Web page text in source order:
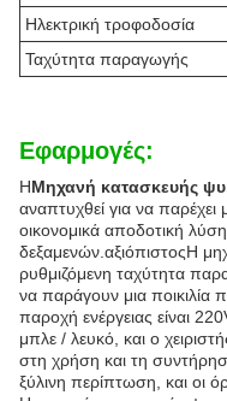
Ηλεκτρική τροφοδοσία
Ταχύτητα παραγωγής
Εφαρμογές:
ΗΜηχανή κατασκευής
αναπτυχθεί για να
οικονομικά αποδοτική
δεξαμενών.αξιόπιστοςΗ
ρυθμιζόμενη ταχύτητα
να παράγουν μια ποικιλία
παροχή ενέργειας είναι
μπλε / λευκό, και ο
στη χρήση και τη
ξύλινη περίπτωση, και οι